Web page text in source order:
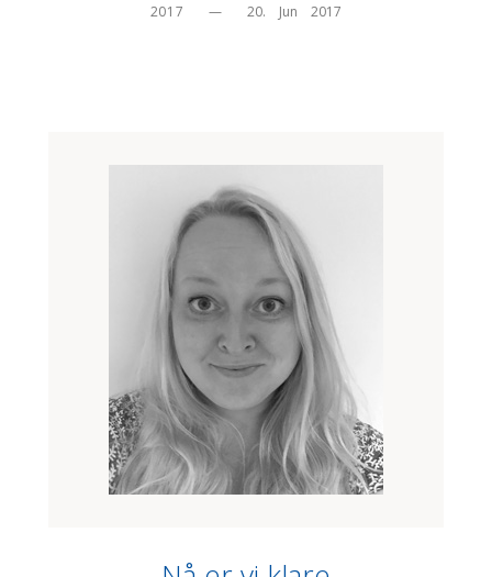
2017 — 20.    Jun    2017